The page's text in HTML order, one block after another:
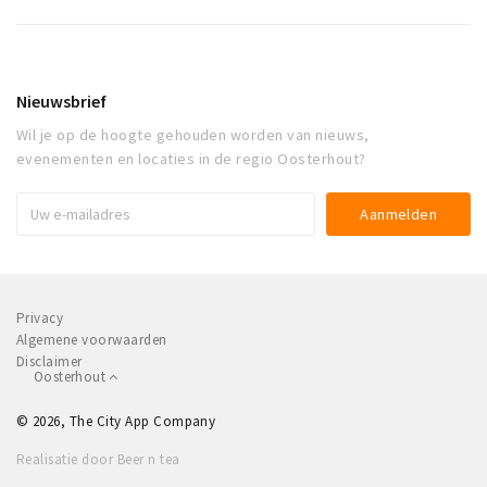
Nieuwsbrief
Wil je op de hoogte gehouden worden van nieuws,
evenementen en locaties in de regio Oosterhout?
Privacy
Algemene voorwaarden
Disclaimer
Oosterhout
© 2026, The City App Company
Realisatie door Beer n tea